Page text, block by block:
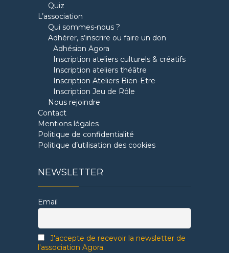
Quiz
L’association
Qui sommes-nous ?
Adhérer, s’inscrire ou faire un don
Adhésion Agora
Inscription ateliers culturels & créatifs
Inscription ateliers théâtre
Inscription Ateliers Bien-Etre
Inscription Jeu de Rôle
Nous rejoindre
Contact
Mentions légales
Politique de confidentialité
Politique d’utilisation des cookies
NEWSLETTER
Email
J'accepte de recevoir la newsletter de
l'association Agora.